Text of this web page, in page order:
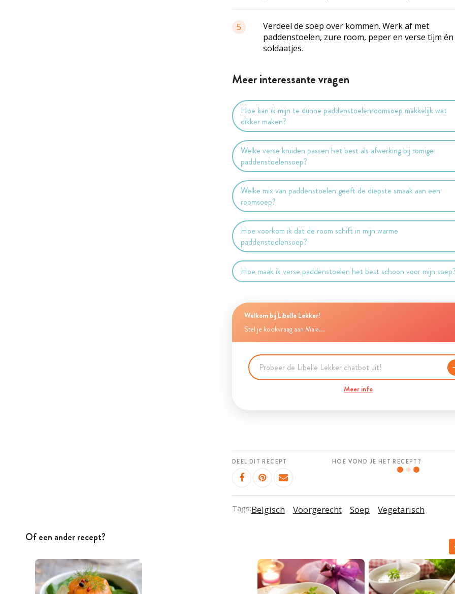
5
Verdeel de soep over kommen. Werk af met
paddenstoelen, zure room, peper en verse tijm én
soldaatjes.
Meer interessante vragen
Hoe kan ik mijn te dunne paddenstoelenroomsoep makkelijk wat
dikker maken?
Welke verse kruiden passen het best als afwerking bij romige
paddenstoelensoep?
Welke mix van paddenstoelen geeft de diepste smaak aan een
roomsoep?
Hoe voorkom ik dat de room schift in mijn warme
paddenstoelensoep?
Hoe maak ik verse paddenstoelen het best schoon voor mijn
Welkom bij Libelle Lekker!
Stel je kookvraag aan Maia...
Meer info
DEEL DIT RECEPT HOE VOND JE HET RECEPT?
Tags:Belgisch Voorgerecht Soep Vegetarisch
Of een ander recept?